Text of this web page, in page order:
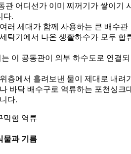
관 어디선가 이미 찌꺼기가 쌓이기
다.
러 세대가 함께 사용하는 큰 배수관
탁기에서 나온 생활하수가 모두 합
이 공동관이 외부 하수도로 연결되
층에서 흘려보낸 물이 제대로 내려
바닥 배수구로 역류하는 포천싱크
다.
막힘 역류
물과 기름